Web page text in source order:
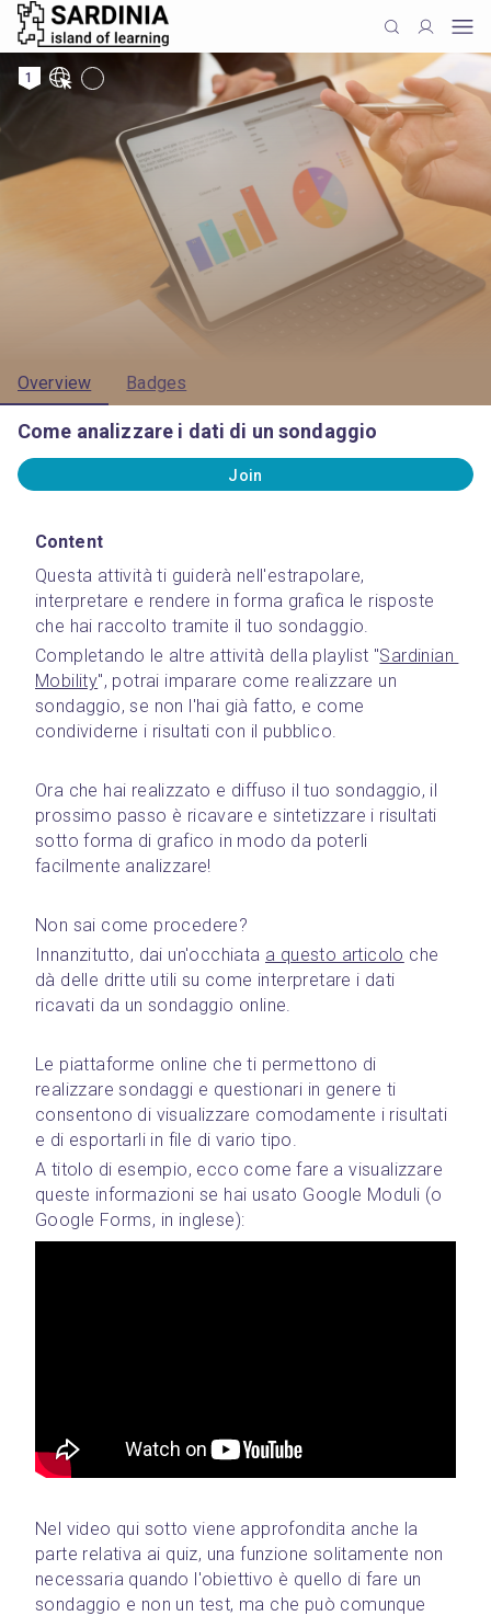
1
Overview Badges
Come analizzare i dati di un sondaggio
Join
Content
Questa attività ti guiderà nell'estrapolare,
interpretare e rendere in forma grafica le risposte
che hai raccolto tramite il tuo sondaggio.
Completando le altre attività della playlist "Sardinian
Mobility", potrai imparare come realizzare un
sondaggio, se non l'hai già fatto, e come
condividerne i risultati con il pubblico.
Ora che hai realizzato e diffuso il tuo sondaggio, il
prossimo passo è ricavare e sintetizzare i risultati
sotto forma di grafico in modo da poterli
facilmente analizzare!
Non sai come procedere?
Innanzitutto, dai un'occhiata a questo articolo che
dà delle dritte utili su come interpretare i dati
ricavati da un sondaggio online.
Le piattaforme online che ti permettono di
realizzare sondaggi e questionari in genere ti
consentono di visualizzare comodamente i risultati
e di esportarli in file di vario tipo.
A titolo di esempio, ecco come fare a visualizzare
queste informazioni se hai usato Google Moduli (o
Google Forms, in inglese):
Nel video qui sotto viene approfondita anche la
parte relativa ai quiz, una funzione solitamente non
necessaria quando l'obiettivo è quello di fare un
sondaggio e non un test, ma che può comunque